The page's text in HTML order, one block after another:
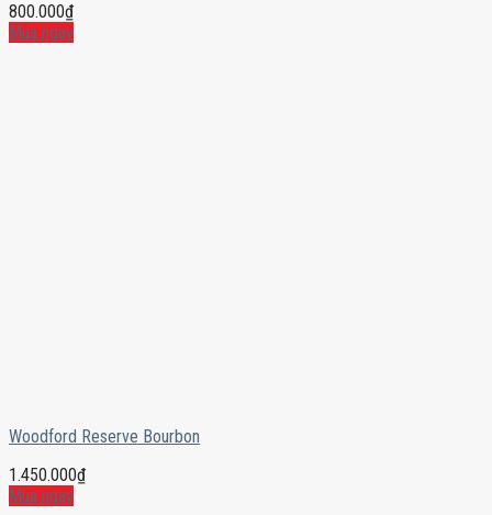
800.000₫
Mua ngay
Woodford Reserve Bourbon
1.450.000₫
Mua ngay